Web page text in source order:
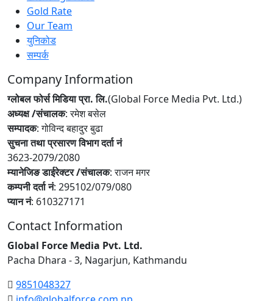
Gold Rate
Our Team
युनिकोड
सम्पर्क
Company Information
ग्लोबल फोर्स मिडिया प्रा. लि.(Global Force Media Pvt. Ltd.)
अध्यक्ष /संचालक: रमेश बसेल
सम्पादक: गोविन्द बहादुर बुढा
सुचना तथा प्रसारण विभाग दर्ता नं
3623-2079/2080
म्यानेजिङ डाईरेक्टर /संचालक: राजन मगर
कम्पनी दर्ता नं: 295102/079/080
प्यान नं: 610327171
Contact Information
Global Force Media Pvt. Ltd.
Pacha Dhara - 3, Nagarjun, Kathmandu
9851048327